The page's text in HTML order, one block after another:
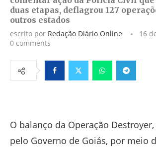
duas etapas, deflagrou 127
outros estados
escrito por Redação Diário Online
16
0 comments
O balanço da Operação
pelo Governo de Goiás, por meio